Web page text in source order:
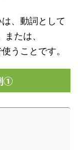
、動詞として
たは、
うことです。
①